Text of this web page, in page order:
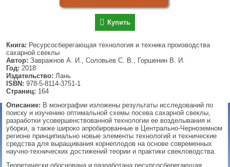
Купить
Книга: Ресурсосберегающая технология и техника производства
сахарной свеклы
Автор: Завражнов А. И., Соловьев С. В., Горшенин В. И.
Год: 2018
Издательство: Лань
ISBN: 978-5-8114-3751-1
Страниц: 164
Описание: В монографии изложены результаты исследований по
поиску и изучению оптимальной схемы посева сахарной свеклы,
разработки усовершенствованной технологии ее возделывания и
уборки, а также широко апробированные в Центрально-Черноземном
регионе принципиально новые элементы технологий и технические
средства для выращивания корнеплодов на основе современных
научно-технических достижений теории и практики свекловодства.
Теоретически обоснована и разработана ресурсосберегающая
▼
▼
▼